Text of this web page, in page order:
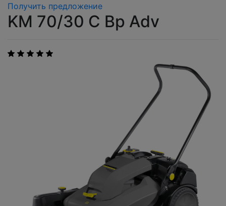
Получить предложение
KM 70/30 C Bp Adv